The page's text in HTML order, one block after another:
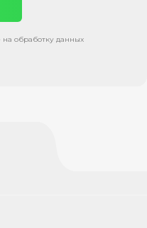
на обработку данных